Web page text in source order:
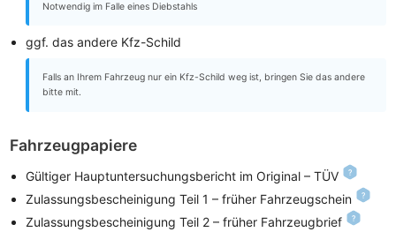
Notwendig im Falle eines Diebstahls
ggf. das andere Kfz-Schild
Falls an Ihrem Fahrzeug nur ein Kfz-Schild weg ist, bringen Sie das andere
bitte mit.
Fahrzeugpapiere
Gültiger Hauptuntersuchungsbericht im Original – TÜV
Zulassungsbescheinigung Teil 1 – früher Fahrzeugschein
Zulassungsbescheinigung Teil 2 – früher Fahrzeugbrief